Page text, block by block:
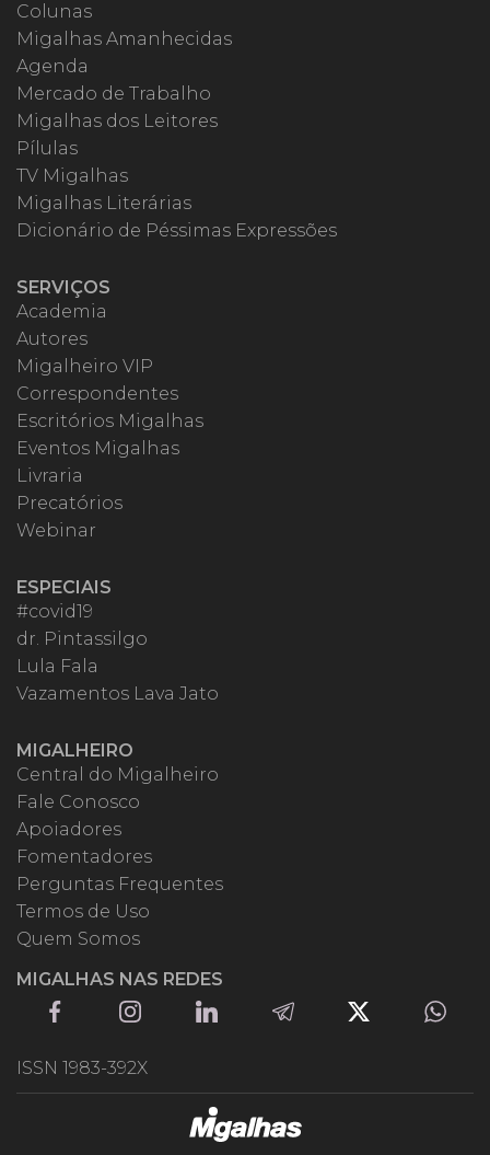
Colunas
Migalhas Amanhecidas
Agenda
Mercado de Trabalho
Migalhas dos Leitores
Pílulas
TV Migalhas
Migalhas Literárias
Dicionário de Péssimas Expressões
SERVIÇOS
Academia
Autores
Migalheiro VIP
Correspondentes
Escritórios Migalhas
Eventos Migalhas
Livraria
Precatórios
Webinar
ESPECIAIS
#covid19
dr. Pintassilgo
Lula Fala
Vazamentos Lava Jato
MIGALHEIRO
Central do Migalheiro
Fale Conosco
Apoiadores
Fomentadores
Perguntas Frequentes
Termos de Uso
Quem Somos
MIGALHAS NAS REDES
ISSN 1983-392X